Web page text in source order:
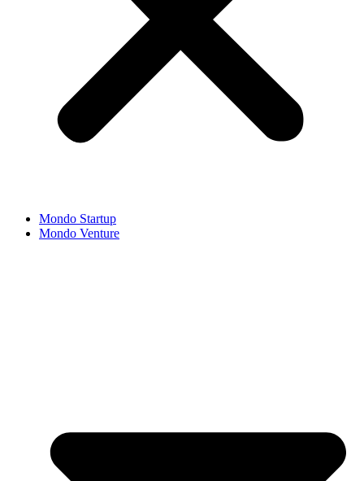
Mondo Startup
Mondo Venture